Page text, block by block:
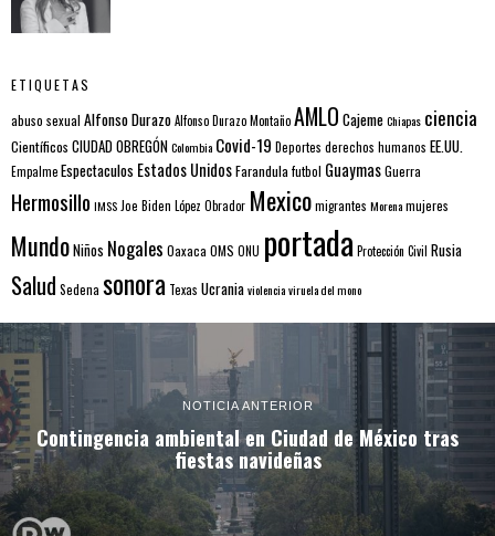
ETIQUETAS
abuso sexual Alfonso DurazoAlfonso Durazo MontañoAMLO CajemeChiapas ciencia
Científicos CIUDAD OBREGÓNColombia Covid-19 Deportes derechos humanos EE.UU.
EmpalmeEspectaculos Estados UnidosFarandulafutbol GuaymasGuerra
Hermosillo IMSS Joe Biden López Obrador Mexicomigrantes Morenamujeres
MundoNiños Nogales Oaxaca OMS ONU portada Protección Civil Rusia
Salud Sedena sonora Texas Ucraniaviolenciaviruela del mono
NOTICIA ANTERIOR
Contingencia ambiental en Ciudad de México tras
fiestas navideñas